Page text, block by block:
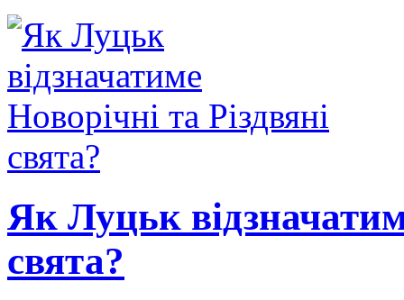
Як Луцьк
свята?